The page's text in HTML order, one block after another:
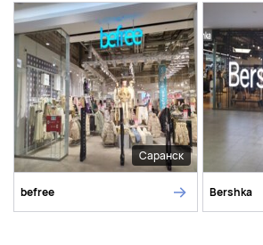
Саранск
befree Bershka